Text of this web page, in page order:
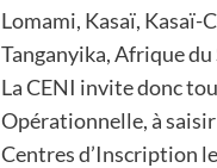
Lomami, Kasaï, Kasaï-
Tanganyika, Afrique du
La CENI invite donc
Opérationnelle, à
Centres d’Inscription